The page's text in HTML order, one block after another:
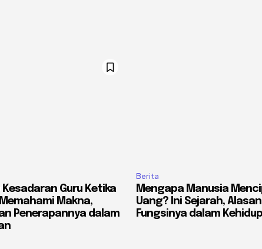
Guru Ketika
Makna,
Penerapannya dalam
Berita
Mengapa Manusia
Uang? Ini Sejarah,
Fungsinya dalam